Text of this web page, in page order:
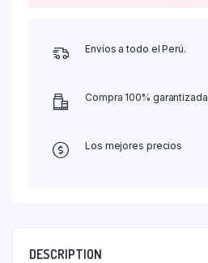
Envíos a todo el Perú.
Compra 100% garantizada
Los mejores precios
DESCRIPTION